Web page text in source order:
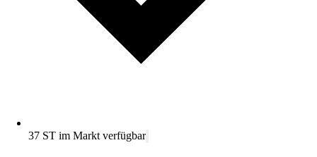
37 ST im Markt verfügbar